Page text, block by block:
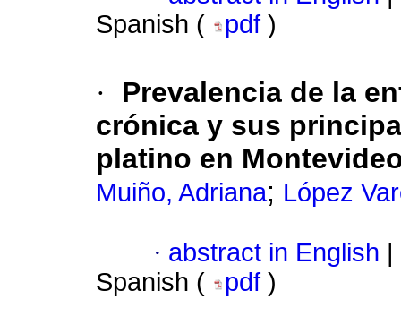
Spanish (
pdf )
·
Prevalencia de la
crónica y sus
platino en
Muiño, Adriana; López
· abstract in English
Spanish (
pdf )